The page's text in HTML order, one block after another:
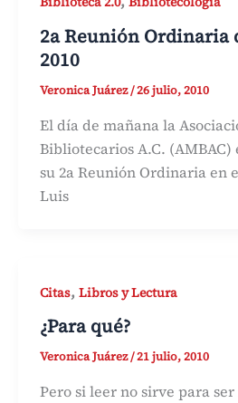
2a Reunión Ordinaria
2010
Veronica Juárez/26 julio, 2010
El día de mañana la
Bibliotecarios A.C.
su 2a Reunión Ordinaria en
Luis
Citas, Libros y Lectura
¿Para qué?
Veronica Juárez/21 julio, 2010
Pero si leer no sirve para